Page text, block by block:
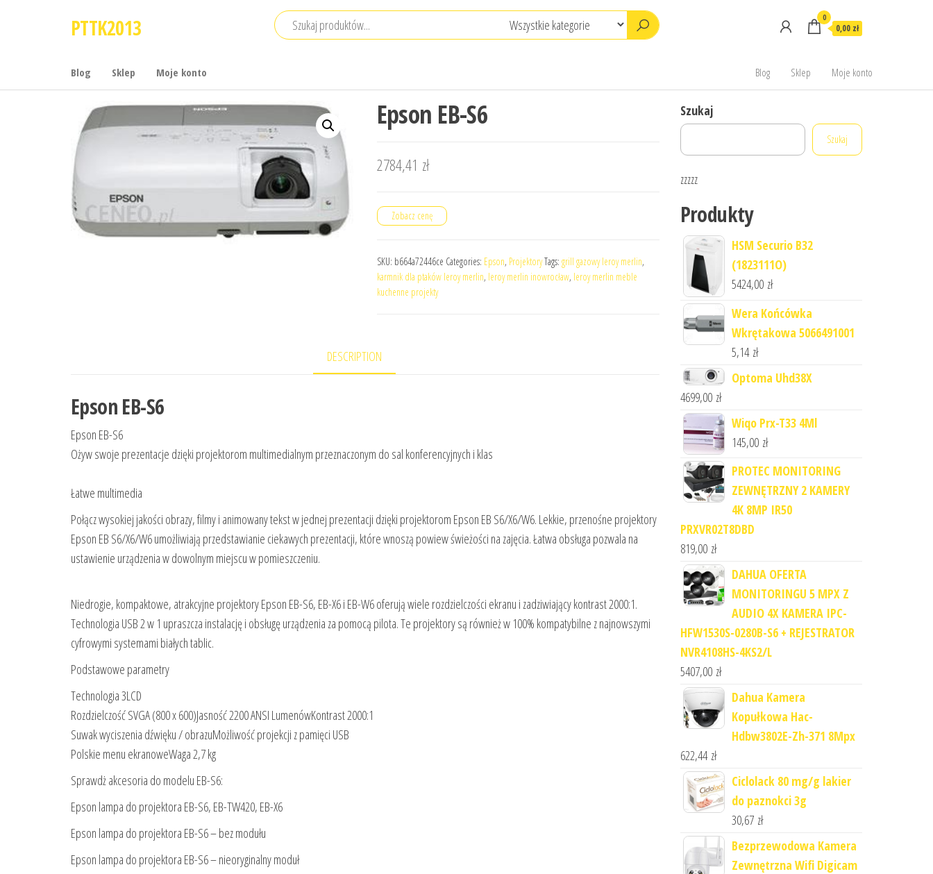
PTTK2013 0
0,00 zł
Blog Sklep Moje konto Blog Sklep Moje konto
Epson EB-S6
2784,41 zł
Zobacz cenę
SKU: b664a72446ce Categories: Epson, ProjektoryTags: grill gazowy leroy merlin,
karmnik dla ptaków leroy merlin, leroy merlin inowrocław, leroy merlin meble
kuchenne projekty
DESCRIPTION
Epson EB-S6
Epson EB-S6
Ożyw swoje prezentacje dzięki projektorom multimedialnym przeznaczonym do sal konferencyjnych i klas
Łatwe multimedia
Połącz wysokiej jakości obrazy, filmy i animowany tekst w jednej prezentacji dzięki projektorom Epson EB S6/X6/W6. Lekkie, przenośne projektory
Epson EB S6/X6/W6 umożliwiają przedstawianie ciekawych prezentacji, które wnoszą powiew świeżości na zajęcia. Łatwa obsługa pozwala na
ustawienie urządzenia w dowolnym miejscu w pomieszczeniu.
Niedrogie, kompaktowe, atrakcyjne projektory Epson EB-S6, EB-X6 i EB-W6 oferują wiele rozdzielczości ekranu i zadziwiający kontrast 2000:1.
Technologia USB 2 w 1 upraszcza instalację i obsługę urządzenia za pomocą pilota. Te projektory są również w 100% kompatybilne z najnowszymi
cyfrowymi systemami białych tablic.
Podstawowe parametry
Technologia 3LCD
Rozdzielczość SVGA (800 x 600)Jasność 2200 ANSI LumenówKontrast 2000:1
Suwak wyciszenia dźwięku / obrazuMożliwość projekcji z pamięci USB
Polskie menu ekranoweWaga 2,7 kg
Sprawdż akcesoria do modelu EB-S6:
Epson lampa do projektora EB-S6, EB-TW420, EB-X6
Epson lampa do projektora EB-S6 – bez modułu
Epson lampa do projektora EB-S6 – nieoryginalny moduł
Szukaj
Szukaj
zzzzz
Produkty
HSM Securio B32
(1823111O)
5424,00 zł
Wera Końcówka
Wkrętakowa 5066491001
5,14 zł
Optoma Uhd38X
4699,00 zł
Wiqo Prx-T33 4Ml
145,00 zł
PROTEC MONITORING
ZEWNĘTRZNY 2 KAMERY
4K 8MP IR50
PRXVR02T8DBD
819,00 zł
DAHUA OFERTA
MONITORINGU 5 MPX Z
AUDIO 4X KAMERA IPC-
HFW1530S-0280B-S6 + REJESTRATOR
NVR4108HS-4KS2/L
5407,00 zł
Dahua Kamera
Kopułkowa Hac-
Hdbw3802E-Zh-371 8Mpx
622,44 zł
Ciclolack 80 mg/g lakier
do paznokci 3g
30,67 zł
Bezprzewodowa Kamera
Zewnętrzna Wifi Digicam